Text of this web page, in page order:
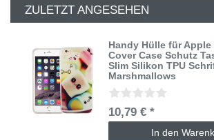
ZULETZT ANGESEHEN
Handy Hülle für Apple
Cover Case Schutz
Slim Silikon TPU
Marshmallows
10,79 € *
In den